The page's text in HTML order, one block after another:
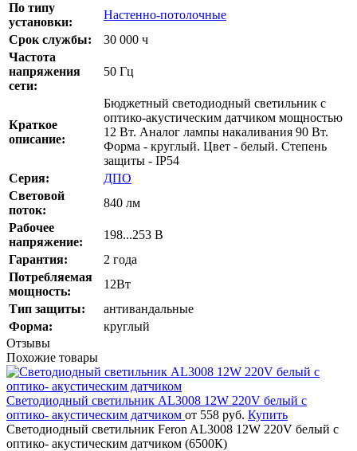
По типу
установки:
Настенно-потолочные
Срок службы:
30 000 ч
Частота
напряжения
сети:
50 Гц
Краткое
описание:
Бюджетный светодиодный светильник с
оптико-акустическим датчиком мощностью
12 Вт. Аналог лампы накаливания 90 Вт.
Форма - круглый. Цвет - белый. Степень
защиты - IP54
Серия:
ДПО
Cветовой
поток:
840 лм
Рабочее
напряжение:
198...253 В
Гарантия:
2 года
Потребляемая
мощность:
12Вт
Тип защиты:
антивандальные
Форма:
круглый
Отзывы
Похожие товары
Светодиодный светильник AL3008 12W 220V белый с
оптико- акустическим датчиком от 558 руб. Купить
Светодиодный светильник Feron AL3008 12W 220V белый с
оптико- акустическим датчиком (6500К)